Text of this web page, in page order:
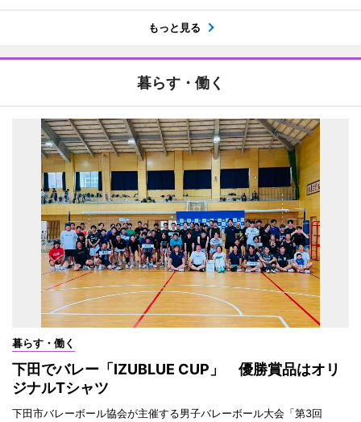
もっと見る
暮らす・働く
暮らす・働く
下田でバレー「IZUBLUE CUP」 優勝賞品はオリ
ジナルTシャツ
下田市バレーボール協会が主催する男子バレーボール大会「第3回